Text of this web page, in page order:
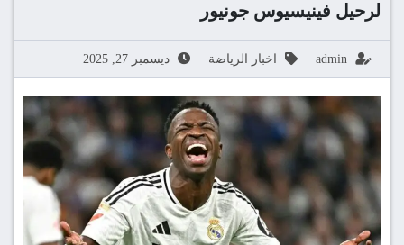
لرحيل فينيسيوس جونيور
admin اخبار الرياضة ديسمبر 27, 2025